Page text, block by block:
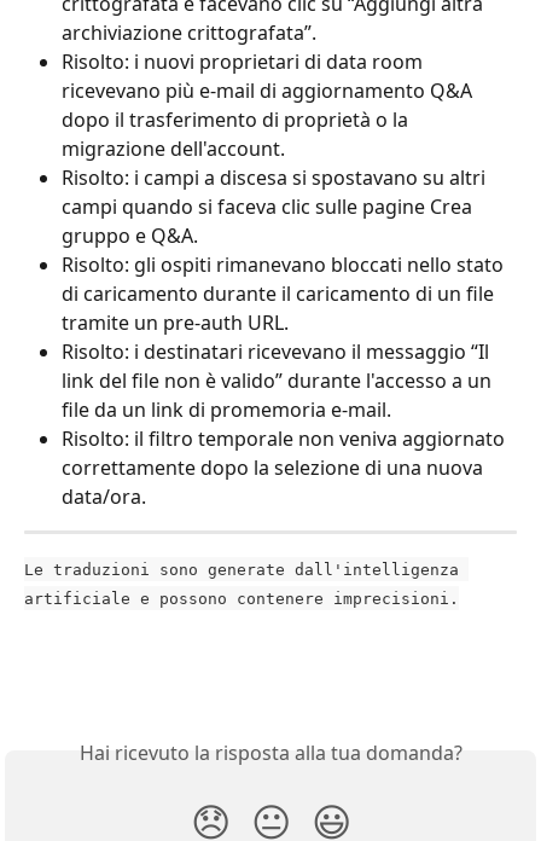
archiviazione crittografata”.
Risolto: i nuovi proprietari di data room
ricevevano più e-mail di aggiornamento Q&A
dopo il trasferimento di proprietà o la
migrazione dell'account.
Risolto: i campi a discesa si spostavano su altri
campi quando si faceva clic sulle pagine Crea
gruppo e Q&A.
Risolto: gli ospiti rimanevano bloccati nello stato
di caricamento durante il caricamento di un file
tramite un pre-auth URL.
Risolto: i destinatari ricevevano il messaggio “Il
link del file non è valido” durante l'accesso a un
file da un link di promemoria e-mail.
Risolto: il filtro temporale non veniva aggiornato
correttamente dopo la selezione di una nuova
data/ora.
Le traduzioni sono generate dall'intelligenza
artificiale e possono contenere imprecisioni.
Hai ricevuto la risposta alla tua domanda?
😞 😐 😃